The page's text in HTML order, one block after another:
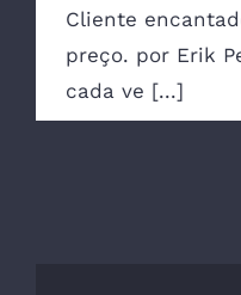
Cliente
preço. por Erik
cada ve [...]